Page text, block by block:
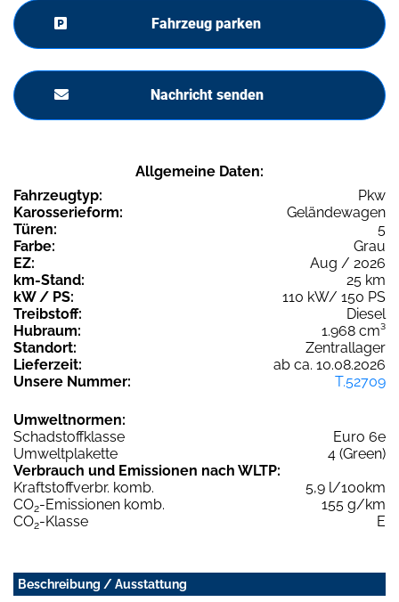
Fahrzeug parken
Nachricht senden
Allgemeine Daten:
Fahrzeugtyp:
Pkw
Karosserieform:
Geländewagen
Türen:
5
Farbe:
Grau
EZ:
Aug / 2026
km-Stand:
25 km
kW / PS:
110 kW/ 150 PS
Treibstoff:
Diesel
Hubraum:
1.968 cm³
Standort:
Zentrallager
Lieferzeit:
ab ca. 10.08.2026
Unsere Nummer:
T.52709
Umweltnormen:
Schadstoffklasse
Euro 6e
Umweltplakette
4 (Green)
Verbrauch und Emissionen nach WLTP:
Kraftstoffverbr. komb.
5,9 l/100km
CO2-Emissionen komb.
155 g/km
CO2-Klasse E
Beschreibung / Ausstattung